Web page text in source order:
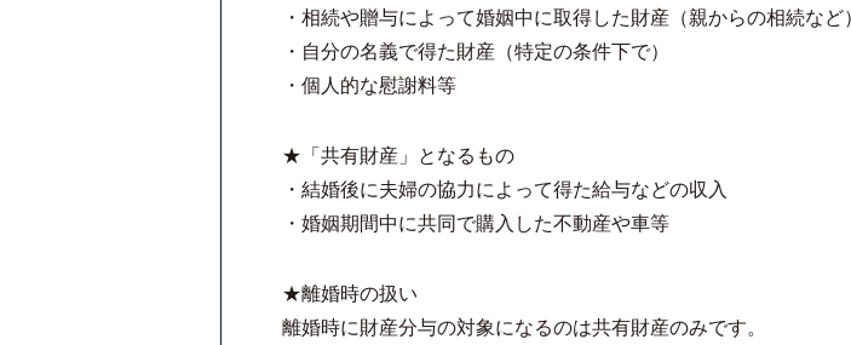
・相続や贈与によって婚姻中に取得した財産（親からの相続など
・自分の名義で得た財産（特定の条件下で）
・個人的な慰謝料等
★「共有財産」となるもの
・結婚後に夫婦の協力によって得た給与などの収入
・婚姻期間中に共同で購入した不動産や車等
★離婚時の扱い
離婚時に財産分与の対象になるのは共有財産のみです。